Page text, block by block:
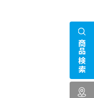
商品検索